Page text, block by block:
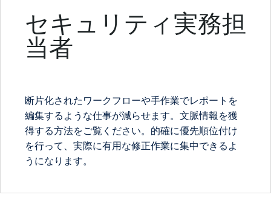
セキュリティ実務担
当者
断片化されたワークフローや手作業でレポートを
編集するような仕事が減らせます。文脈情報を獲
得する方法をご覧ください。的確に優先順位付け
を行って、実際に有用な修正作業に集中できるよ
うになります。